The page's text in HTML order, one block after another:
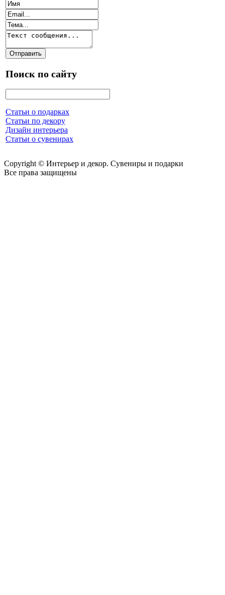
Поиск по сайту
Статьи о подарках
Статьи по декору
Дизайн интерьера
Статьи о сувенирах
Copyright © Интерьер и декор. Сувениры и подарки
Все права защищены